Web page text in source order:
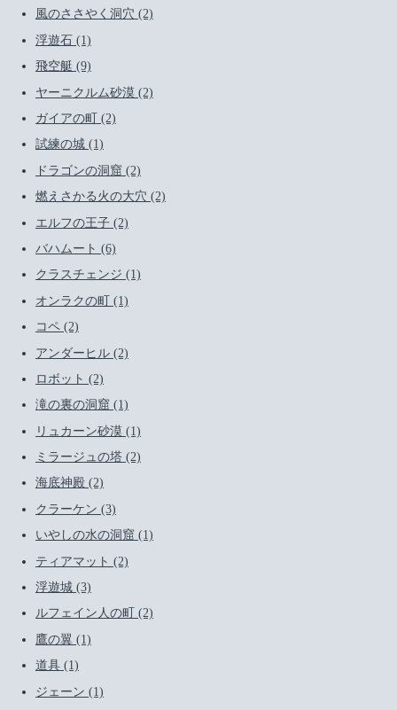
風のささやく洞穴 (2)
浮遊石 (1)
飛空艇 (9)
ヤーニクルム砂漠 (2)
ガイアの町 (2)
試練の城 (1)
ドラゴンの洞窟 (2)
燃えさかる火の大穴 (2)
エルフの王子 (2)
バハムート (6)
クラスチェンジ (1)
オンラクの町 (1)
コペ (2)
アンダーヒル (2)
ロボット (2)
滝の裏の洞窟 (1)
リュカーン砂漠 (1)
ミラージュの塔 (2)
海底神殿 (2)
クラーケン (3)
いやしの水の洞窟 (1)
ティアマット (2)
浮遊城 (3)
ルフェイン人の町 (2)
鷹の翼 (1)
道具 (1)
ジェーン (1)